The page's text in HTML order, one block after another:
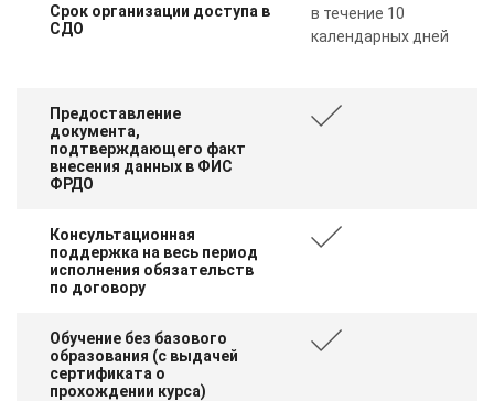
Срок организации доступа в
СДО
в течение 10
календарных дней
Предоставление
документа,
подтверждающего факт
внесения данных в ФИС
ФРДО
Консультационная
поддержка на весь период
исполнения обязательств
по договору
Обучение без базового
образования (с выдачей
сертификата о
прохождении курса)